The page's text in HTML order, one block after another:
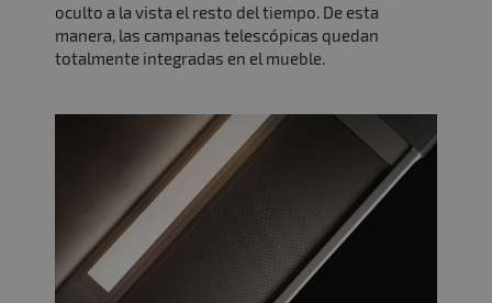
oculto a la vista el resto del tiempo. De esta
manera, las campanas telescópicas quedan
totalmente integradas en el mueble.